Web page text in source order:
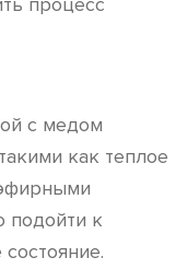
с медом
как теплое
подойти к